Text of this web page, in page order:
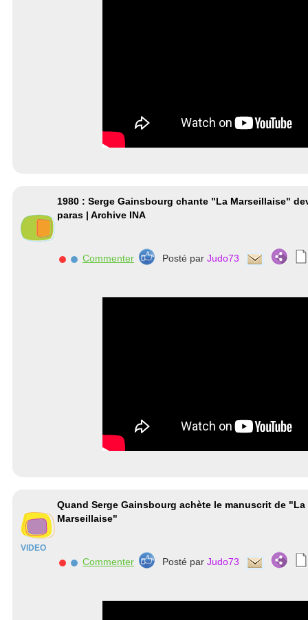
1980 : Serge Gainsbourg chante "La Marseillaise"
paras | Archive INA
Commenter Posté par Judo73
VIDEO
Quand Serge Gainsbourg achète le manuscrit de "La
Marseillaise"
Commenter Posté par Judo73